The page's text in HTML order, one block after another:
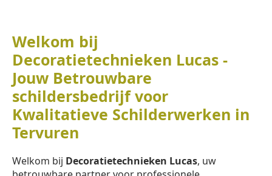
Welkom bij
Decoratietechnieken Lucas -
Jouw Betrouwbare
schildersbedrijf voor
Kwalitatieve Schilderwerken in
Tervuren
Welkom bij Decoratietechnieken Lucas, uw